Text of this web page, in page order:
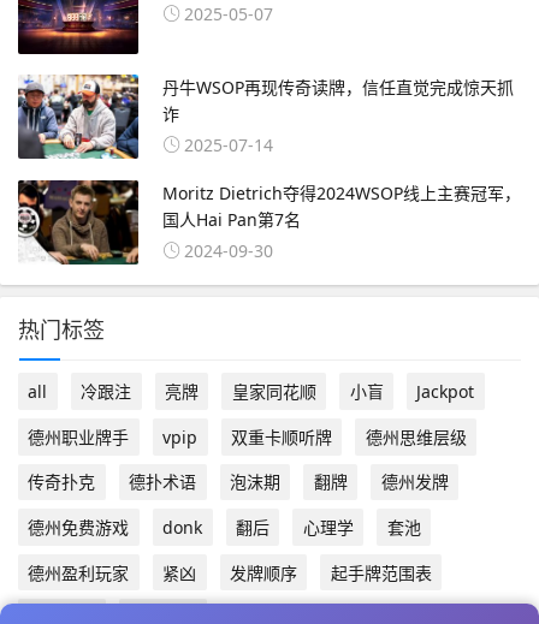
2025-05-07
丹牛WSOP再现传奇读牌，信任直觉完成惊天抓
诈
2025-07-14
Moritz Dietrich夺得2024WSOP线上主赛冠军，
国人Hai Pan第7名
2024-09-30
热门标签
all 冷跟注 亮牌 皇家同花顺 小盲
Jackpot
德州职业牌手
vpip 双重卡顺听牌
德州思维层级
传奇扑克
德扑术语 泡沫期 翻牌
德州发牌
德州免费游戏
donk 翻后 心理学
套池
德州盈利玩家
紧凶 发牌顺序
起手牌范围表